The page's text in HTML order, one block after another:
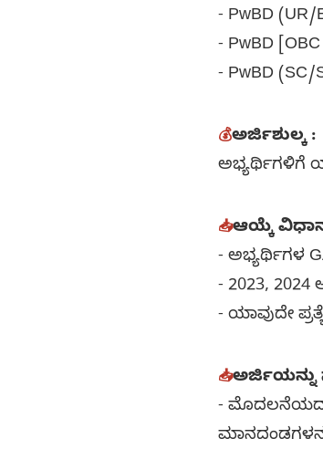
- PwBD
- PwBD
- PwBD
💰ಅರ್ಜಿಶುಲ್ಕ :
ಅಭ್ಯರ್ಥಿಗಳಿಗೆ
📥ಆಯ್ಕೆ
- ಅಭ್ಯರ್ಥಿಗಳ
- 2023,
- ಯಾವುದೇ
📥ಅರ್ಜಿಯನ್ನು
-